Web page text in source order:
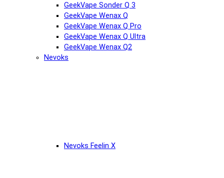
GeekVape Sonder Q 3
GeekVape Wenax Q
GeekVape Wenax Q Pro
GeekVape Wenax Q Ultra
GeekVape Wenax Q2
Nevoks
Nevoks Feelin X